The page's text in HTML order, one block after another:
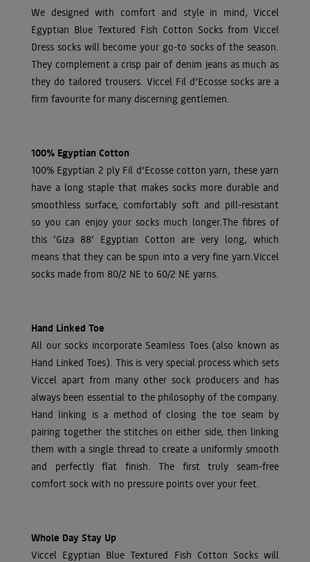
We designed with comfort and style in mind, Viccel
Egyptian Blue Textured Fish Cotton Socks from Viccel
Dress socks will become your go-to socks of the season.
They complement a crisp pair of denim jeans as much as
they do tailored trousers. Viccel Fil d’Ecosse socks are a
firm favourite for many discerning gentlemen.
100% Egyptian Cotton
100% Egyptian 2 ply Fil d’Ecosse cotton yarn, these yarn
have a long staple that makes socks more durable and
smoothless surface, comfortably soft and pill-resistant
so you can enjoy your socks much longer.The fibres of
this ‘Giza 88’ Egyptian Cotton are very long, which
means that they can be spun into a very fine yarn.Viccel
socks made from 80/2 NE to 60/2 NE yarns.
Hand Linked Toe
All our socks incorporate Seamless Toes (also known as
Hand Linked Toes). This is very special process which sets
Viccel apart from many other sock producers and has
always been essential to the philosophy of the company.
Hand linking is a method of closing the toe seam by
pairing together the stitches on either side, then linking
them with a single thread to create a uniformly smooth
and perfectly flat finish. The first truly seam-free
comfort sock with no pressure points over your feet.
Whole Day Stay Up
Viccel Egyptian Blue Textured Fish Cotton Socks will